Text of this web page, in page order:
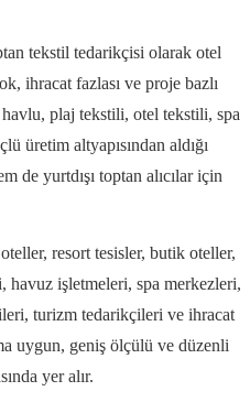
tekstil tedarikçisi olarak otel
ihracat fazlası ve proje bazlı
plaj tekstili, otel tekstili, spa
üretim altyapısından aldığı
de yurtdışı toptan alıcılar için
resort tesisler, butik oteller,
işletmeleri, spa merkezleri,
turizm tedarikçileri ve ihracat
uygun, geniş ölçülü ve düzenli
yer alır.